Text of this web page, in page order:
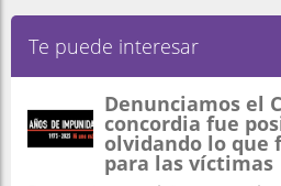
Te puede interesar
Denunciamos el
concordia fue
olvidando lo que
para las víctimas